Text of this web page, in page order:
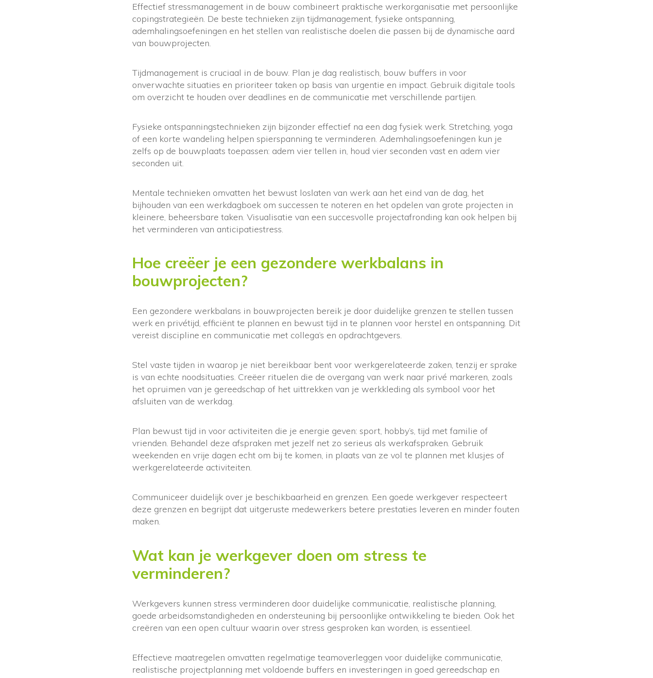
Effectief stressmanagement in de bouw combineert praktische werkorganisatie met persoonlijke
copingstrategieën. De beste technieken zijn tijdmanagement, fysieke ontspanning,
ademhalingsoefeningen en het stellen van realistische doelen die passen bij de dynamische aard
van bouwprojecten.
Tijdmanagement is cruciaal in de bouw. Plan je dag realistisch, bouw buffers in voor
onverwachte situaties en prioriteer taken op basis van urgentie en impact. Gebruik digitale tools
om overzicht te houden over deadlines en de communicatie met verschillende partijen.
Fysieke ontspanningstechnieken zijn bijzonder effectief na een dag fysiek werk. Stretching, yoga
of een korte wandeling helpen spierspanning te verminderen. Ademhalingsoefeningen kun je
zelfs op de bouwplaats toepassen: adem vier tellen in, houd vier seconden vast en adem vier
seconden uit.
Mentale technieken omvatten het bewust loslaten van werk aan het eind van de dag, het
bijhouden van een werkdagboek om successen te noteren en het opdelen van grote projecten in
kleinere, beheersbare taken. Visualisatie van een succesvolle projectafronding kan ook helpen bij
het verminderen van anticipatiestress.
Hoe creëer je een gezondere werkbalans in
bouwprojecten?
Een gezondere werkbalans in bouwprojecten bereik je door duidelijke grenzen te stellen tussen
werk en privétijd, efficiënt te plannen en bewust tijd in te plannen voor herstel en ontspanning. Dit
vereist discipline en communicatie met collega’s en opdrachtgevers.
Stel vaste tijden in waarop je niet bereikbaar bent voor werkgerelateerde zaken, tenzij er sprake
is van echte noodsituaties. Creëer rituelen die de overgang van werk naar privé markeren, zoals
het opruimen van je gereedschap of het uittrekken van je werkkleding als symbool voor het
afsluiten van de werkdag.
Plan bewust tijd in voor activiteiten die je energie geven: sport, hobby’s, tijd met familie of
vrienden. Behandel deze afspraken met jezelf net zo serieus als werkafspraken. Gebruik
weekenden en vrije dagen echt om bij te komen, in plaats van ze vol te plannen met klusjes of
werkgerelateerde activiteiten.
Communiceer duidelijk over je beschikbaarheid en grenzen. Een goede werkgever respecteert
deze grenzen en begrijpt dat uitgeruste medewerkers betere prestaties leveren en minder fouten
maken.
Wat kan je werkgever doen om stress te
verminderen?
Werkgevers kunnen stress verminderen door duidelijke communicatie, realistische planning,
goede arbeidsomstandigheden en ondersteuning bij persoonlijke ontwikkeling te bieden. Ook het
creëren van een open cultuur waarin over stress gesproken kan worden, is essentieel.
Effectieve maatregelen omvatten regelmatige teamoverleggen voor duidelijke communicatie,
realistische projectplanning met voldoende buffers en investeringen in goed gereedschap en